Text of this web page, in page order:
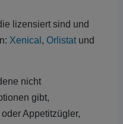
lizensiert sind und
Xenical , Orlistatund
nicht
gibt,
Appetitzügler,